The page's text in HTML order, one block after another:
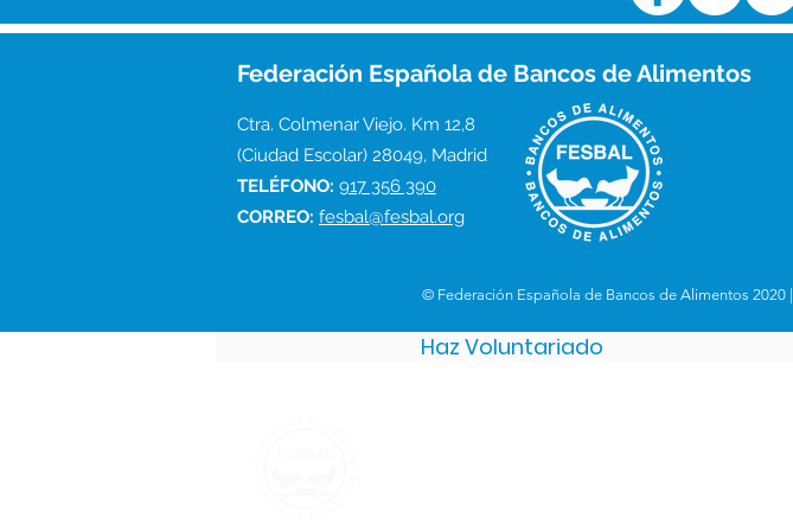
Federación Española de Bancos de Alimentos
Ctra. Colmenar Viejo. Km 12,8
(Ciudad Escolar) 28049, Madrid
TELÉFONO: 917 356 390
CORREO: fesbal@fesbal.org
© Federación Española de Bancos de Alimentos 2020 |
Haz Voluntariado